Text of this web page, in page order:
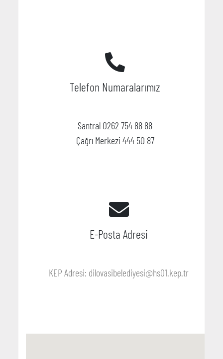
Telefon Numaralarımız
Santral 0262 754 88 88
Çağrı Merkezi 444 50 87
E-Posta Adresi
KEP Adresi: dilovasibelediyesi@hs01.kep.tr